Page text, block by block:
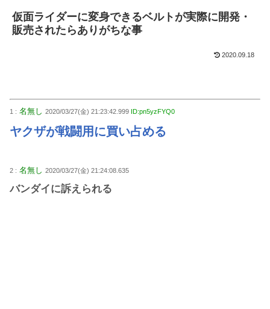
仮面ライダーに変身できるベルトが実際に開発・
販売されたらありがちな事
2020.09.18
1 : 名無し 2020/03/27(金) 21:23:42.999 ID:pn5yzFYQ0
ヤクザが戦闘用に買い占める
2 : 名無し 2020/03/27(金) 21:24:08.635
バンダイに訴えられる